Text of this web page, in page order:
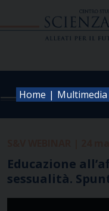
Home | Multimedia
Educazione
sessualità.